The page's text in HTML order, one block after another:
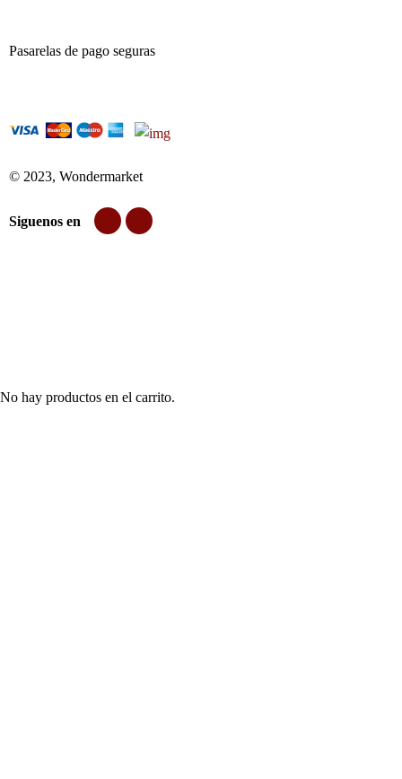
Pasarelas de pago seguras
© 2023, Wondermarket
Siguenos en
No hay productos en el carrito.